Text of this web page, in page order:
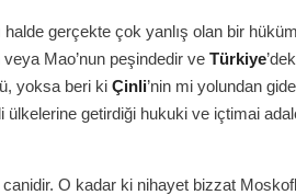
halde gerçekte çok yanlış olan bir
Mao’nun peşindedir ve Türkiye
yoksa beri ki Çinli’nin mi yolundan
ülkelerine getirdiği hukuki ve içtimai
O kadar ki nihayet bizzat